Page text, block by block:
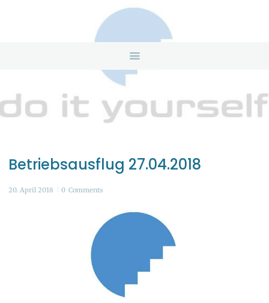
ANGEBOTE
INFOS & LINKS
NEWS
KONTAKTDATEN
Betriebsausflug 27.04.2018
20. April 2018 0 Comments